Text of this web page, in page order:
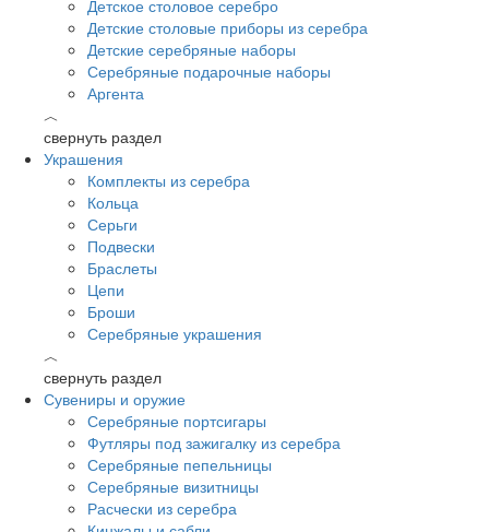
Детское столовое серебро
Детские столовые приборы из серебра
Детские серебряные наборы
Серебряные подарочные наборы
Аргента
︿
свернуть раздел
Украшения
Комплекты из серебра
Кольца
Серьги
Подвески
Браслеты
Цепи
Броши
Серебряные украшения
︿
свернуть раздел
Сувениры и оружие
Серебряные портсигары
Футляры под зажигалку из серебра
Серебряные пепельницы
Серебряные визитницы
Расчески из серебра